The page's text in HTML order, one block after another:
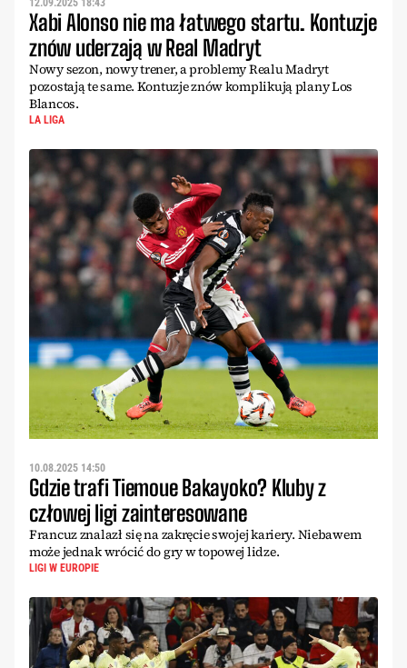
12.09.2025 18:43
Xabi Alonso nie ma łatwego startu. Kontuzje
znów uderzają w Real Madryt
Nowy sezon, nowy trener, a problemy Realu Madryt
pozostają te same. Kontuzje znów komplikują plany Los
Blancos.
LA LIGA
10.08.2025 14:50
Gdzie trafi Tiemoue Bakayoko? Kluby z
człowej ligi zainteresowane
Francuz znalazł się na zakręcie swojej kariery. Niebawem
może jednak wrócić do gry w topowej lidze.
LIGI W EUROPIE